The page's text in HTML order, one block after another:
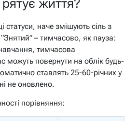
статуси, наче змішують сіль з
– тимчасово, як пауза:
тимчасова
можуть повернути на облік будь-
ставлять 25-60-річних у
не оновлено.
порівняння: